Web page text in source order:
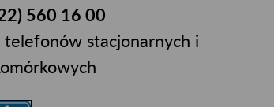
560 16 00
telefonów stacjonarnych i